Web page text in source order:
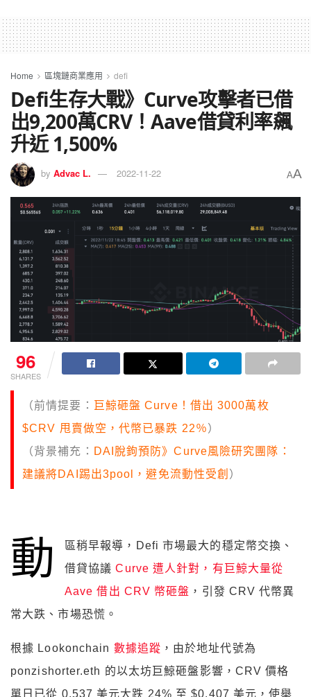
Home 區塊鏈商業應用 defi
Defi生存大戰》Curve攻擊者已借
出9,200萬CRV！Aave借貸利率飆
升近 1,500%
by Advac L. 2022-11-22 AA
96
SHARES
（前情提要： 巨鯨砸盤 Curve！借出 3000萬枚
$CRV 甩賣做空，代幣已暴跌 22％）
（背景補充： DAI脫鉤預防》Curve風險研究團隊：
建議將DAI踢出3pool，避免流動性受創 ）
動
區稍早報導，Defi 市場最大的穩定幣交換、
借貸協議 Curve 遭人針對，有巨鯨大量從
Aave 借出 CRV 幣砸盤 ，引發 CRV 代幣異
常大跌、市場恐慌。
根據 Lookonchain 數據追蹤 ，由於地址代號為
ponzishorter.eth 的以太坊巨鯨砸盤影響，CRV 價格
單日已從 0.537 美元大跌 24% 至 $0.407 美元，使舉